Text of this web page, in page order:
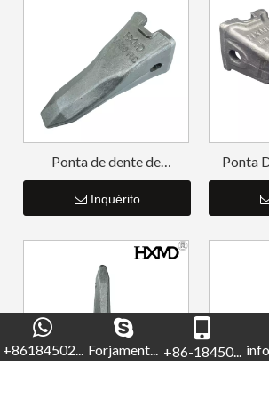
Ponta de dente de
escavadeira Volvo forjada
de ouro V480RC
Inquérito
Ponta
Volvo
+86184502... Forjament... +86-18450...